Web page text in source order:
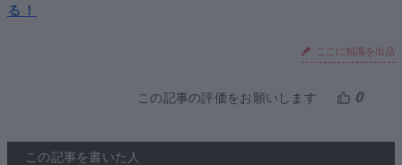
る！
ここに知識を出品
この記事の評価をお願いします 0
この記事を書いた人